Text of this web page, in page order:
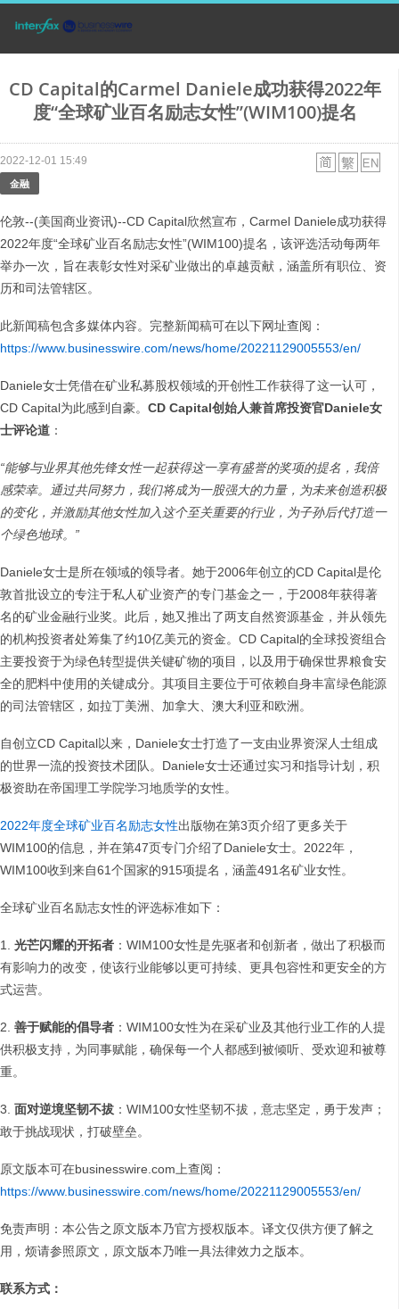
CD Capital的Carmel Daniele成功获得2022年
度“全球矿业百名励志女性”(WIM100)提名
2022-12-01 15:49
金融
伦敦--(美国商业资讯)--CD Capital欣然宣布，Carmel Daniele成功获得
2022年度“全球矿业百名励志女性”(WIM100)提名，该评选活动每两年
举办一次，旨在表彰女性对采矿业做出的卓越贡献，涵盖所有职位、资
历和司法管辖区。
此新闻稿包含多媒体内容。完整新闻稿可在以下网址查阅：
https://www.businesswire.com/news/home/20221129005553/en/
Daniele女士凭借在矿业私募股权领域的开创性工作获得了这一认可，
CD Capital为此感到自豪。 CD Capital创始人兼首席投资官Daniele女
士评论道 ：
“能够与业界其他先锋女性一起获得这一享有盛誉的奖项的提名，我倍
感荣幸。通过共同努力，我们将成为一股强大的力量，为未来创造积极
的变化，并激励其他女性加入这个至关重要的行业，为子孙后代打造一
个绿色地球。 ”
Daniele女士是所在领域的领导者。她于2006年创立的CD Capital是伦
敦首批设立的专注于私人矿业资产的专门基金之一，于2008年获得著
名的矿业金融行业奖。此后，她又推出了两支自然资源基金，并从领先
的机构投资者处筹集了约10亿美元的资金。CD Capital的全球投资组合
主要投资于为绿色转型提供关键矿物的项目，以及用于确保世界粮食安
全的肥料中使用的关键成分。其项目主要位于可依赖自身丰富绿色能源
的司法管辖区，如拉丁美洲、加拿大、澳大利亚和欧洲。
自创立CD Capital以来，Daniele女士打造了一支由业界资深人士组成
的世界一流的投资技术团队。Daniele女士还通过实习和指导计划，积
极资助在帝国理工学院学习地质学的女性。
2022年度全球矿业百名励志女性出版物在第3页介绍了更多关于
WIM100的信息，并在第47页专门介绍了Daniele女士。2022年，
WIM100收到来自61个国家的915项提名，涵盖491名矿业女性。
全球矿业百名励志女性的评选标准如下：
1. 光芒闪耀的开拓者 ：WIM100女性是先驱者和创新者，做出了积极而
有影响力的改变，使该行业能够以更可持续、更具包容性和更安全的方
式运营。
2. 善于赋能的倡导者 ：WIM100女性为在采矿业及其他行业工作的人提
供积极支持，为同事赋能，确保每一个人都感到被倾听、受欢迎和被尊
重。
3. 面对逆境坚韧不拔 ：WIM100女性坚韧不拔，意志坚定，勇于发声；
敢于挑战现状，打破壁垒。
原文版本可在businesswire.com上查阅：
https://www.businesswire.com/news/home/20221129005553/en/
免责声明：本公告之原文版本乃官方授权版本。译文仅供方便了解之
用，烦请参照原文，原文版本乃唯一具法律效力之版本。
联系方式：